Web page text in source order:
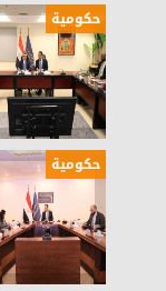
حكومية
حكومية